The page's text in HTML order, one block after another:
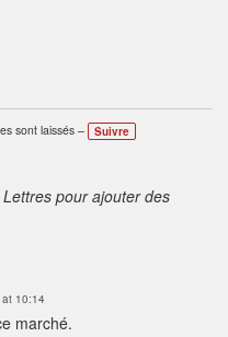
sont laissés – Suivre
pour ajouter des
10:14
marché.